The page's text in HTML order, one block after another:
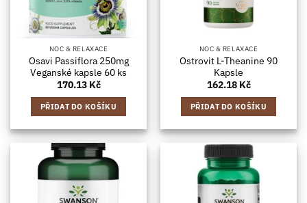
NOC & RELAXACE
Osavi Passiflora 250mg
Veganské kapsle 60 ks
170.13 Kč
PŘIDAT DO KOŠÍKU
NOC & RELAXACE
Ostrovit L-Theanine 90
Kapsle
162.18 Kč
PŘIDAT DO KOŠÍKU